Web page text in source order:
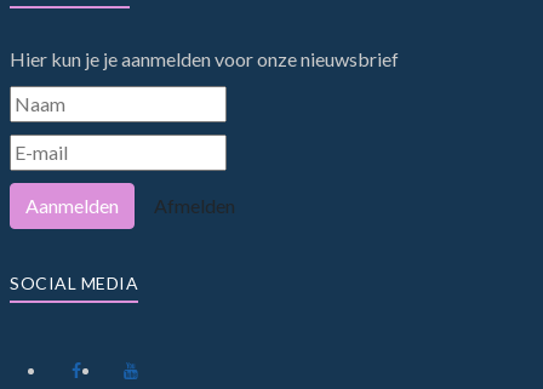
Hier kun je je aanmelden voor onze nieuwsbrief
Aanmelden Afmelden
SOCIAL MEDIA